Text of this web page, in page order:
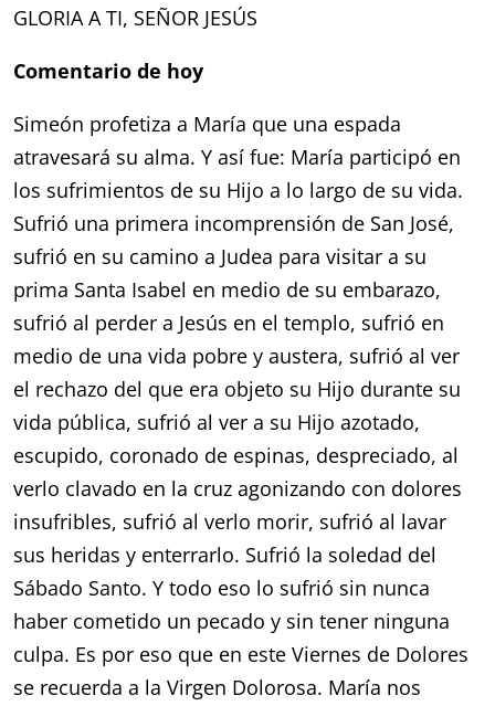
GLORIA A TI, SEÑOR JESÚS
Comentario de hoy
Simeón profetiza a María que una espada
atravesará su alma. Y así fue: María participó en
los sufrimientos de su Hijo a lo largo de su vida.
Sufrió una primera incomprensión de San José,
sufrió en su camino a Judea para visitar a su
prima Santa Isabel en medio de su embarazo,
sufrió al perder a Jesús en el templo, sufrió en
medio de una vida pobre y austera, sufrió al ver
el rechazo del que era objeto su Hijo durante su
vida pública, sufrió al ver a su Hijo azotado,
escupido, coronado de espinas, despreciado, al
verlo clavado en la cruz agonizando con dolores
insufribles, sufrió al verlo morir, sufrió al lavar
sus heridas y enterrarlo. Sufrió la soledad del
Sábado Santo. Y todo eso lo sufrió sin nunca
haber cometido un pecado y sin tener ninguna
culpa. Es por eso que en este Viernes de Dolores
se recuerda a la Virgen Dolorosa. María nos